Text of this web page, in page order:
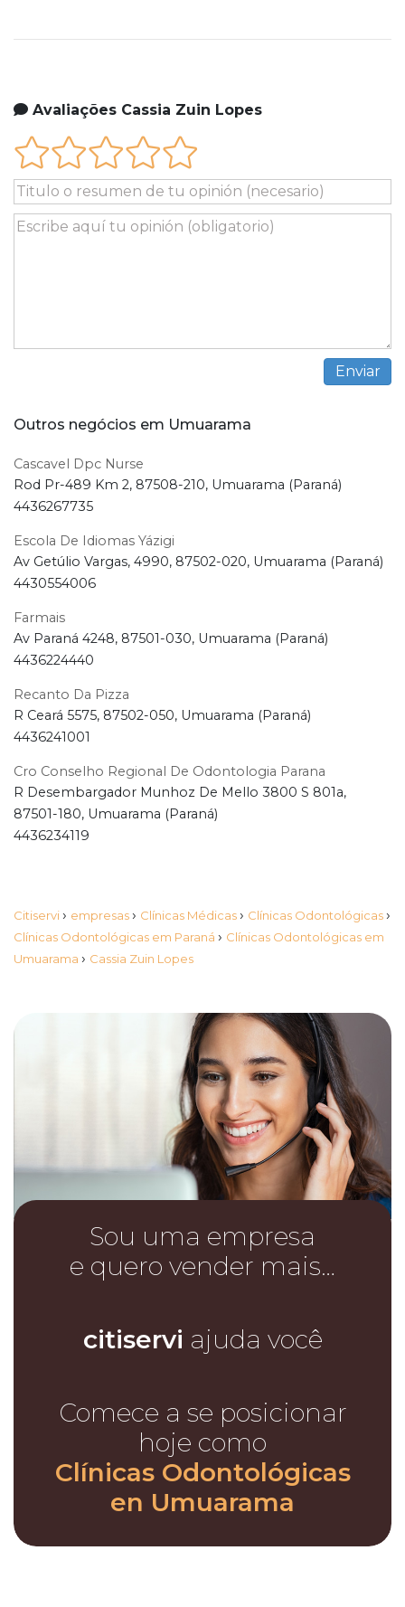
Avaliações Cassia Zuin Lopes
Outros negócios em Umuarama
Cascavel Dpc Nurse
Rod Pr-489 Km 2, 87508-210, Umuarama (Paraná)
4436267735
Escola De Idiomas Yázigi
Av Getúlio Vargas, 4990, 87502-020, Umuarama (Paraná)
4430554006
Farmais
Av Paraná 4248, 87501-030, Umuarama (Paraná)
4436224440
Recanto Da Pizza
R Ceará 5575, 87502-050, Umuarama (Paraná)
4436241001
Cro Conselho Regional De Odontologia Parana
R Desembargador Munhoz De Mello 3800 S 801a,
87501-180, Umuarama (Paraná)
4436234119
Citiservi › empresas › Clínicas Médicas › Clínicas Odontológicas ›
Clínicas Odontológicas em Paraná › Clínicas Odontológicas em
Umuarama › Cassia Zuin Lopes
Sou uma empresa
e quero vender mais…
citiservi ajuda você
Comece a se posicionar
hoje como
Clínicas Odontológicas
en Umuarama